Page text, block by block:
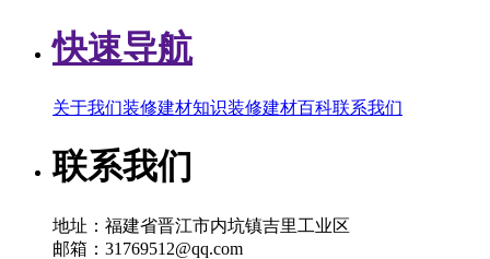
快速导航
关于我们装修建材知识装修建材百科联系我们
联系我们
地址：福建省晋江市内坑镇吉里工业区
邮箱：31769512@qq.com